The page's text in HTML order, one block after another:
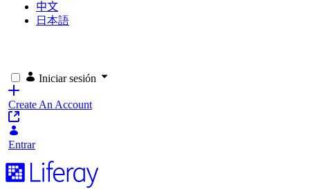
中文
日本語
Iniciar sesión
Create An Account
Entrar